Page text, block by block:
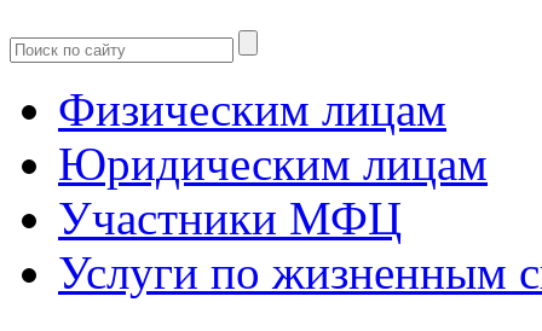
Физическим лицам
Юридическим лицам
Участники МФЦ
Услуги по жизненным